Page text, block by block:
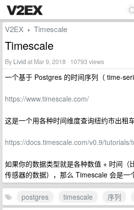
V2EX › Timescale
Timescale
By Livid at Mar 9, 2018 · 10793 views
一个基于 Postgres 的时间序列（ time-
https://www.timescale.com/
这是一个用各种时间维度查询纽约市出租
https://docs.timescale.com/v0.9/
如果你的数据类型就是各种数值 + 时间（
传感器的数据），那么 Timescale 会是一
postgres timescale 序列